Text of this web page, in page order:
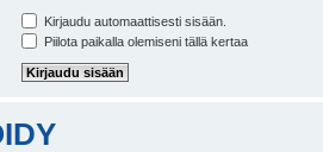
Kirjaudu automaattisesti sisään.
Piilota paikalla olemiseni tällä kertaa